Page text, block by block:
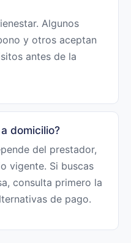
Algunos
y otros aceptan
antes de la
domicilio?
del prestador,
vigente. Si buscas
consulta primero la
de pago.